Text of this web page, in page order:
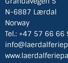
N-6887 Lærdal
Norway
Tel.: +47 57 66 66